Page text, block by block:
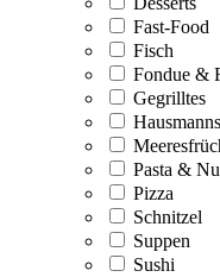
Fast-Food
Fisch
Fondue &
Gegrilltes
Pasta &
Pizza
Schnitzel
Suppen
Sushi